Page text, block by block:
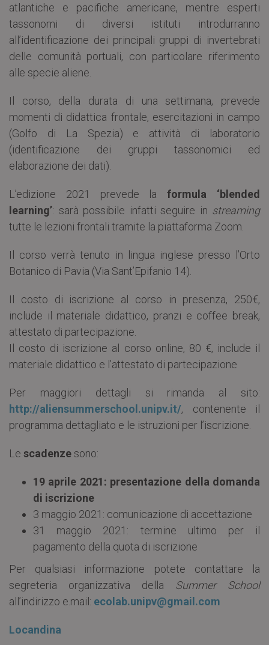
atlantiche e pacifiche americane, mentre esperti
tassonomi di diversi istituti introdurranno
all’identificazione dei principali gruppi di invertebrati
delle comunità portuali, con particolare riferimento
alle specie aliene.
Il corso, della durata di una settimana, prevede
momenti di didattica frontale, esercitazioni in campo
(Golfo di La Spezia) e attività di laboratorio
(identificazione dei gruppi tassonomici ed
elaborazione dei dati).
L’edizione 2021 prevede laformula ‘blended
learning’: sarà possibile infatti seguire in streaming
tutte le lezioni frontali tramite la piattaforma Zoom.
Il corso verrà tenuto in lingua inglese presso l’Orto
Botanico di Pavia (Via Sant’Epifanio 14).
Il costo di iscrizione al corso in presenza, 250€,
include il materiale didattico, pranzi e coffee break,
attestato di partecipazione.
Il costo di iscrizione al corso online, 80 €, include il
materiale didattico e l’attestato di partecipazione
Per maggiori dettagli si rimanda al sito:
http://aliensummerschool.unipv.it/, contenente il
programma dettagliato e le istruzioni per l’iscrizione.
Le scadenzesono:
19 aprile 2021: presentazione della domanda
di iscrizione
3 maggio 2021: comunicazione di accettazione
31 maggio 2021: termine ultimo per il
pagamento della quota di iscrizione
Per qualsiasi informazione potete contattare la
segreteria organizzativa della Summer School
all’indirizzo e.mail: ecolab.unipv@gmail.com
Locandina